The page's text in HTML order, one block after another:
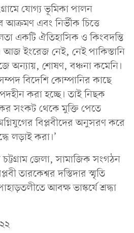
যোগ্য ভূমিকা পালন
আক্রমণ এবং নির্ভীক চিত্তে
একটি ঐতিহাসিক ও কিংবদন্তি
আজ ইংরেজ নেই, নেই পাকিস্তানি
অন্যায়, শোষণ, বঞ্চনা কমেনি।
বিদেশি কোম্পানির কাছে
করা হচ্ছে। তাই নিছক
সংকট থেকে মুক্তি পেতে
বিপ্লবীদের অনুসরণ করে
লড়াই করা।’
চট্টগ্রাম জেলা, সামাজিক সংগঠন
তারকেশ্বর দস্তিদার স্মৃতি
আবক্ষ ভাস্কর্যে শ্রদ্ধা